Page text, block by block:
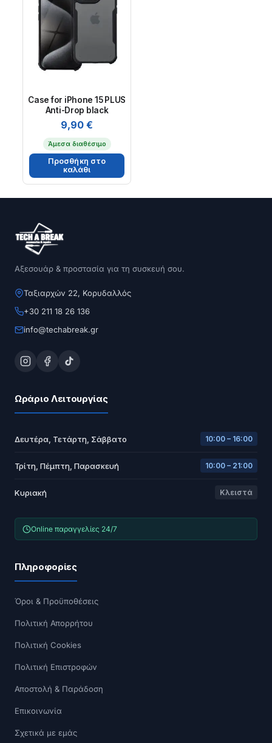
Case for iPhone 15 PLUS
Anti-Drop black
9,90€
Άμεσα διαθέσιμο
Προσθήκη στο
καλάθι
Αξεσουάρ & προστασία για τη συσκευή σου.
Ταξιαρχών 22, Κορυδαλλός
+30 211 18 26 136
info@techabreak.gr
Ωράριο Λειτουργίας
Δευτέρα, Τετάρτη, Σάββατο 10:00 – 16:00
Τρίτη, Πέμπτη, Παρασκευή 10:00 – 21:00
Κυριακή Κλειστά
Online παραγγελίες 24/7
Πληροφορίες
Όροι & Προϋποθέσεις
Πολιτική Απορρήτου
Πολιτική Cookies
Πολιτική Επιστροφών
Αποστολή & Παράδοση
Επικοινωνία
Σχετικά με εμάς